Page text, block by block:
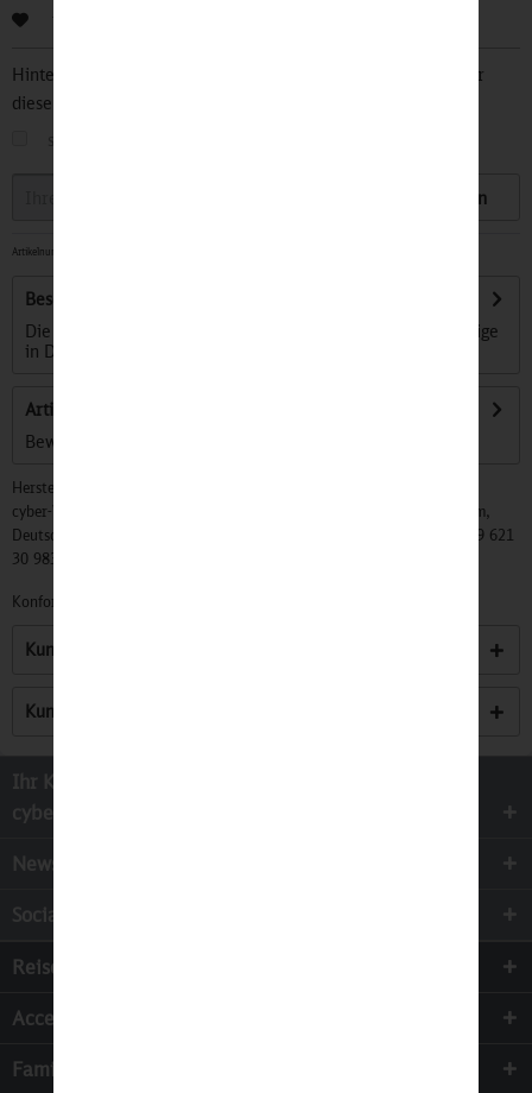
Hinterlegen Sie Ihre Email Adresse und bleiben Sie stets über
diesen Artikel informiert.
Speichern
Artikelnummer:
Beschreibung
Die Dampflokomotive ``Adler`` war die erste funktionsfähige
in Deutschland eingesetzte...
Artikel bewerten
Bewertungen lesen, schreiben und diskutieren...
Hersteller:
cyber-Wear Heidelberg GmbH, Elsa-Brändström-Str. 4, 68229 Mannheim,
Deutschland, Info@mycybergroup.com, https://mycybergroup.com, +49 621
30 983 0
Konformitätserklärungen zu unseren Produkten finden Sie
Kunden kauften auch
Kunden haben sich ebenfalls angesehen
Ihr Kontakt zur
cyber-Wear Heidelberg GmbH
Newsletter
Socialmedia
Reisen
Accessoires
Familie & Kinder